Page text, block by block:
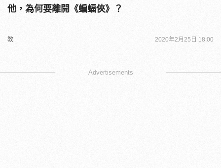
他，為何要離開《蝙蝠俠》？
教 2020年2月25日 18:00
Advertisements